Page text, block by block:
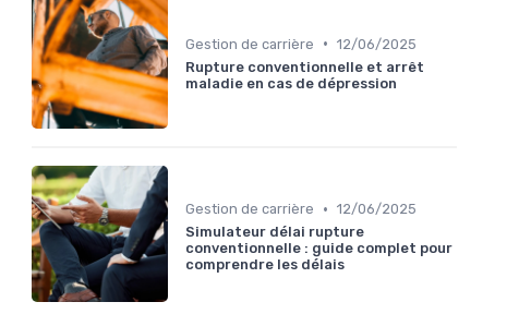
Gestion de carrière • 12/06/2025
Rupture conventionnelle et arrêt
maladie en cas de dépression
Gestion de carrière • 12/06/2025
Simulateur délai rupture
conventionnelle : guide complet pour
comprendre les délais